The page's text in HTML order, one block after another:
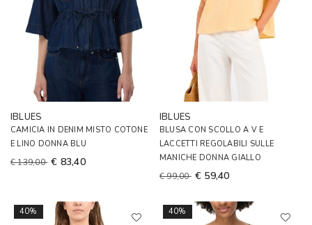
IBLUES
CAMICIA IN DENIM MISTO COTONE
E LINO DONNA BLU
€ 139,00 € 83,40
IBLUES
BLUSA CON SCOLLO A V E
LACCETTI REGOLABILI SULLE
MANICHE DONNA GIALLO
€ 99,00 € 59,40
40% 40%